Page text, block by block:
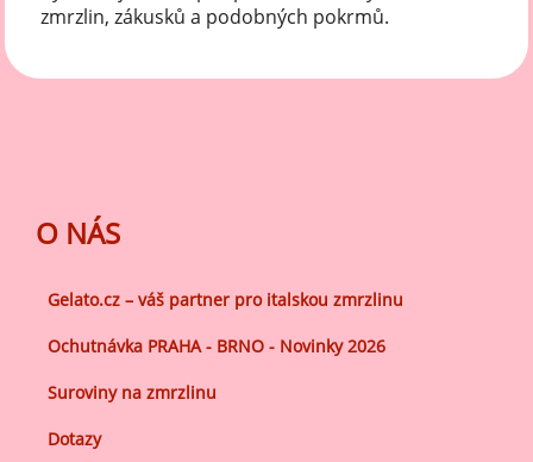
zmrzlin, zákusků a podobných pokrmů.
O NÁS
Gelato.cz – váš partner pro italskou zmrzlinu
Ochutnávka PRAHA - BRNO - Novinky 2026
Suroviny na zmrzlinu
Dotazy